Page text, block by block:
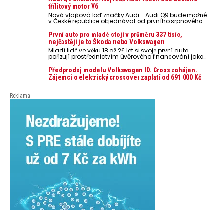
nebo notebooky. Můžou urychlit stárnutí baterií,
poškodit elektroniku a ve výjimečných případech i
zvýšit riziko požáru.
třílitový motor V6
Nová vlajková loď značky Audi - Audi Q9 bude možné
v České republice objednávat od prvního srpnového
První auto pro mladé stojí v průměru 337 tisíc,
nejčastěji je to Škoda nebo Volkswagen
Mladí lidé ve věku 18 až 26 let si svoje první auto
pořizují prostřednictvím úvěrového financování jako
auto. Průměrná pořizovací cena vozu dosahuje 337
tisíc korun a průměrná financovaná částka
přesahuje 251 tisíc korun. Vyplývá to z dat Leasingu
Předprodej modelu Volkswagen ID. Cross zahájen.
Zájemci o elektrický crossover zaplatí od 691 000 Kč
Reklama